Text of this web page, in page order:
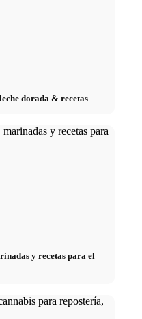
dorada & recetas
y recetas para el